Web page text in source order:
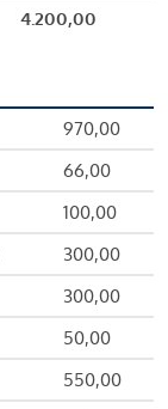
4.200,00
970,00
66,00
100,00
300,00
300,00
50,00
550,00